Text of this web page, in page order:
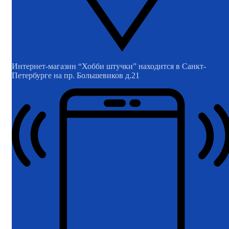
Интернет-магазин “Хобби штучки” находится в Санкт-
Петербурге на пр. Большевиков д.21